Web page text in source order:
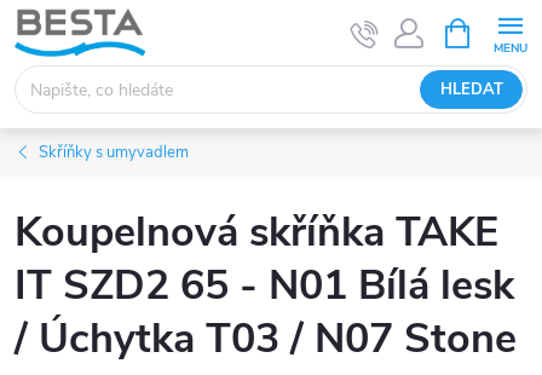
Přejít
na
obsah
HLEDAT
NÁKUPNÍ
KOŠÍK
Skříňky s umyvadlem
Koupelnová skříňka TAKE
IT SZD2 65 - N01 Bílá lesk
/ Úchytka T03 / N07 Stone